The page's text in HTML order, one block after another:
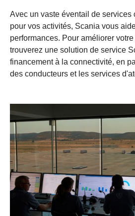
Avec un vaste éventail de services
pour vos activités, Scania vous
performances. Pour améliorer
trouverez une solution de service
financement à la connectivité, en
des conducteurs et les services